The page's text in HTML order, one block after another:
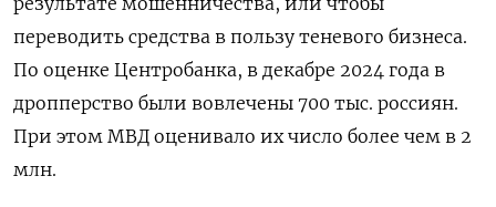
переводить средства в пользу теневого бизнеса.
По оценке Центробанка, в декабре 2024 года в
дропперство были вовлечены 700 тыс. россиян.
При этом МВД оценивало их число более чем в 2
млн.